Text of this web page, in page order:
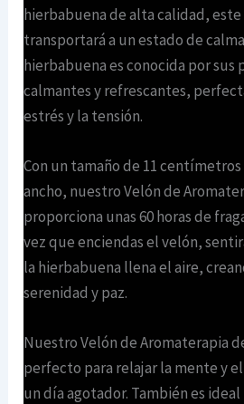
hierbabuena de alta calidad,
transportará a un estado de
hierbabuena es conocida por sus
calmantes y refrescantes,
estrés y la tensión.
Con un tamaño de 11
ancho, nuestro Velón de
proporciona unas 60 horas de
vez que enciendas el velón,
la hierbabuena llena el aire,
serenidad y paz.
Nuestro Velón de Aromaterapia
perfecto para relajar la mente y
un día agotador. También es ideal